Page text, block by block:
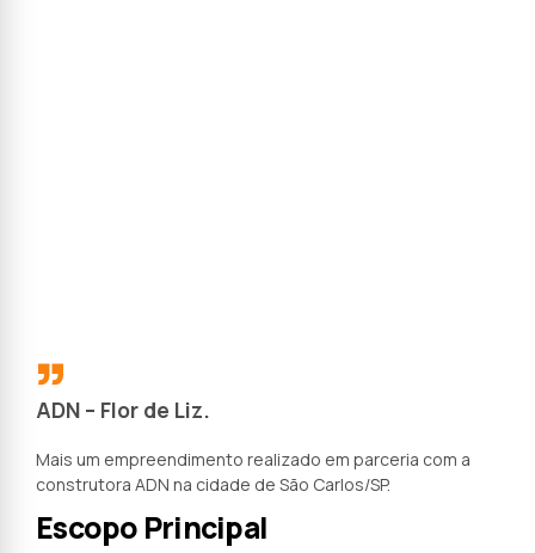
ADN – Flor de Liz.
Mais um empreendimento realizado em parceria com a
construtora ADN na cidade de São Carlos/SP.
Escopo Principal